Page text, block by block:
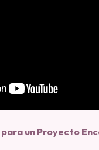
un Proyecto